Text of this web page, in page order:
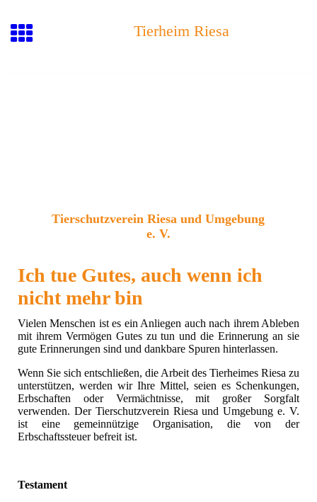
Tierheim Riesa
Tierschutzverein Riesa und Umgebung
e. V.
Ich tue Gutes, auch wenn ich
nicht mehr bin
Vielen Menschen ist es ein Anliegen auch nach ihrem Ableben
mit ihrem Vermögen Gutes zu tun und die Erinnerung an sie
gute Erinnerungen sind und dankbare Spuren hinterlassen.
Wenn Sie sich entschließen, die Arbeit des Tierheimes Riesa zu
unterstützen, werden wir Ihre Mittel, seien es Schenkungen,
Erbschaften oder Vermächtnisse, mit großer Sorgfalt
verwenden. Der Tierschutzverein Riesa und Umgebung e. V.
ist eine gemeinnützige Organisation, die von der
Erbschaftssteuer befreit ist.
Testament